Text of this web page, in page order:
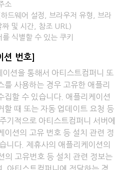
소
드웨어 설정, 브라우저 유형, 브라
및 시간, 참조 URL)
식별할 수 있는 쿠키
션 번호]
션을 통해서 아티스트컴퍼니 또
를 사용하는 경우 고유한 애플리
집할 수 있습니다. 애플리케이션
할 때 또는 자동 업데이트 요청 등
기적으로 아티스트컴퍼니 서버에
이션의 고유 번호 등 설치 관련 정
니다. 제휴사의 애플리케이션의
의 고유번호 등 설치 관련 정보는